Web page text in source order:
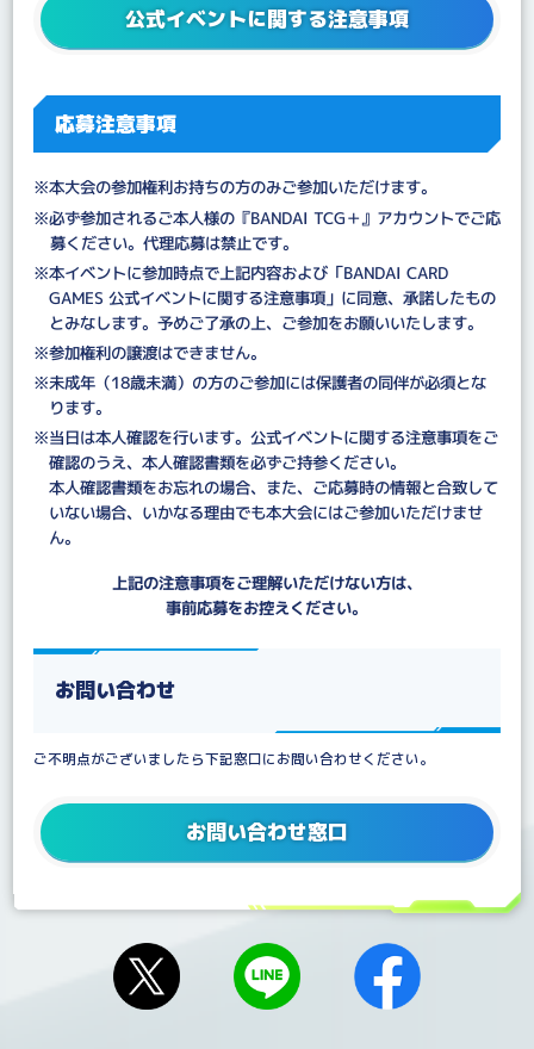
公式イベントに関する注意事項
応募注意事項
※本大会の参加権利お持ちの方のみご参加いただけます。
※必ず参加されるご本人様の『BANDAI TCG＋』アカウントでご応
募ください。代理応募は禁止です。
※本イベントに参加時点で上記内容および「BANDAI CARD
GAMES 公式イベントに関する注意事項」に同意、承諾したもの
とみなします。予めご了承の上、ご参加をお願いいたします。
※参加権利の譲渡はできません。
※未成年（18歳未満）の方のご参加には保護者の同伴が必須とな
ります。
※当日は本人確認を行います。公式イベントに関する注意事項をご
確認のうえ、本人確認書類を必ずご持参ください。
本人確認書類をお忘れの場合、また、ご応募時の情報と合致して
いない場合、いかなる理由でも本大会にはご参加いただけませ
ん。
上記の注意事項をご理解いただけない方は、
事前応募をお控えください。
お問い合わせ
ご不明点がございましたら下記窓口にお問い合わせください。
お問い合わせ窓口